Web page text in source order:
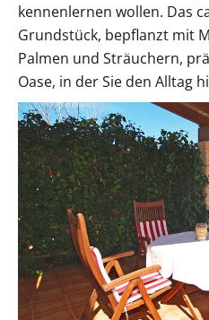
kennenlernen wollen. Das
Grundstück, bepflanzt mit
Palmen und Sträuchern,
Oase, in der Sie den Alltag